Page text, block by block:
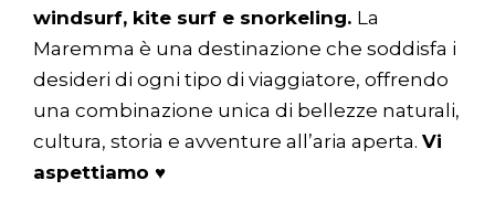
windsurf, kite surf e snorkeling. La
Maremma è una destinazione che soddisfa i
desideri di ogni tipo di viaggiatore, offrendo
una combinazione unica di bellezze naturali,
cultura, storia e avventure all’aria aperta. Vi
aspettiamo ♥